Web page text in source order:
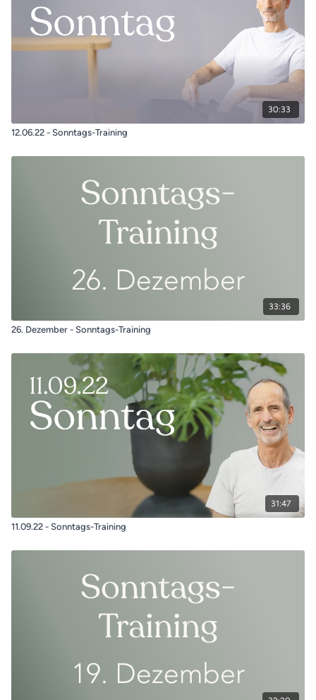
30:33
12.06.22 - Sonntags-Training
33:36
26. Dezember - Sonntags-Training
31:47
11.09.22 - Sonntags-Training